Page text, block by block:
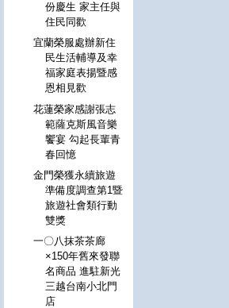
份慶生 家主任與
住民同歡
宜蘭榮服處辦新住
民生活輔導及幸
福家庭表揚暨感
恩相見歡
花蓮榮家感謝張志
範薩克斯風音樂
饗宴 勾起長輩青
春回憶
金門榮獲永續旅遊
準備度調查第1暨
旅遊社會類行動
雙獎
一〇八抹茶茶廊
×150年舊來發聯
名商品 進駐新光
三越台南小北門
店